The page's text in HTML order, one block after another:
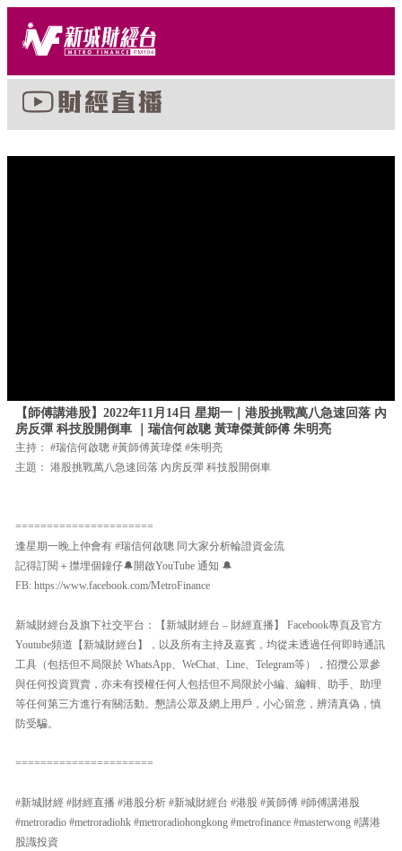
【師傅講港股】2022年11月14日 星期一｜港股挑戰萬八急速回落 內
房反彈 科技股開倒車 ｜瑞信何啟聰 黃瑋傑黃師傅 朱明亮
主持： #瑞信何啟聰 #黃師傅黃瑋傑 #朱明亮
主題： 港股挑戰萬八急速回落 內房反彈 科技股開倒車
======================
逢星期一晚上仲會有 #瑞信何啟聰 同大家分析輪證資金流
記得訂閱＋㩒埋個鐘仔🔔開啟YouTube 通知 🔔
FB: https://www.facebook.com/MetroFinance
新城財經台及旗下社交平台：【新城財經台 – 財經直播】 Facebook專頁及官方
Youtube頻道【新城財經台】，以及所有主持及嘉賓，均從未透過任何即時通訊
工具（包括但不局限於 WhatsApp、WeChat、Line、Telegram等），招攬公眾參
與任何投資買賣，亦未有授權任何人包括但不局限於小編、編輯、助手、助理
等任何第三方進行有關活動。懇請公眾及網上用戶，小心留意，辨清真偽，慎
防受騙。
======================
#新城財經 #財經直播 #港股分析 #新城財經台 #港股 #黃師傅 #師傅講港股
#metroradio #metroradiohk #metroradiohongkong #metrofinance #masterwong #講港
股識投資